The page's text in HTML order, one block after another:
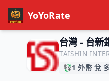
YoYoRate
台灣 - 台新
TAISHIN
💱1 外幣 兌